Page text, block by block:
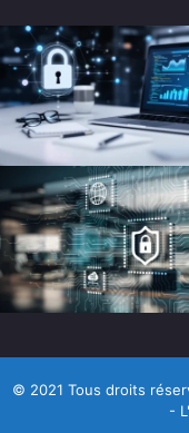
© 2021 Tous droits
-